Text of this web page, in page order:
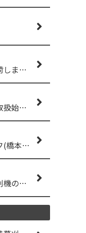
中古乗用モア入荷しました！
ロボット草刈機取扱始めました！
橋本機械スタッフ(橋本機械(株))
今日は、乗用草刈機の納品でした！ 流行りの、4WD！ #イセキアグリ #オーレック #四駆 #増税間近